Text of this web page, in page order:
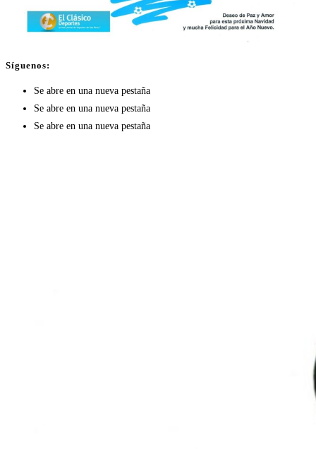
Síguenos:
Se abre en una nueva pestaña
Se abre en una nueva pestaña
Se abre en una nueva pestaña